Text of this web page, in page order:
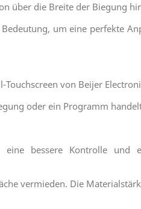
über die Breite der Biegung
um eine perfekte
von Beijer
oder ein Programm
eine bessere Kontrolle und
vermieden. Die